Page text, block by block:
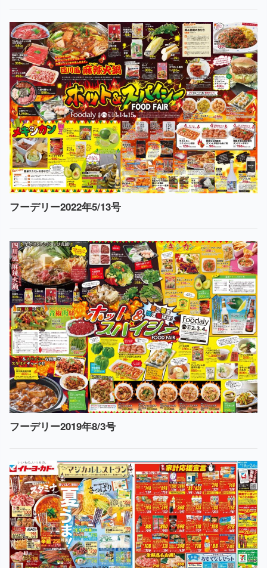
フーデリー2022年5/13号
フーデリー2019年8/3号